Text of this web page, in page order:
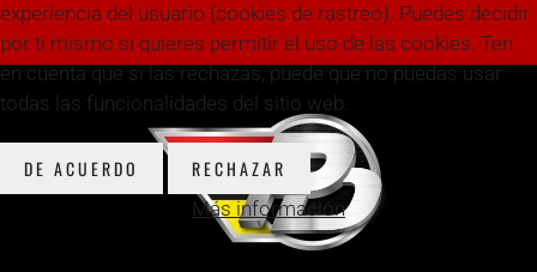
experiencia del usuario (cookies de rastreo). Puedes decidir
por ti mismo si quieres permitir el uso de las cookies. Ten
en cuenta que si las rechazas, puede que no puedas usar
todas las funcionalidades del sitio web.
DE ACUERDO RECHAZAR
Más información